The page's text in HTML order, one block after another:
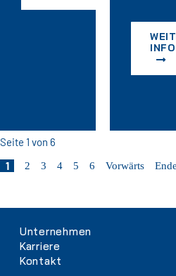
Seite 1 von 6
1
2 3 4 5 6 Vorwärts Ende
Navigation
überspringen
Unternehmen
Karriere
Kontakt